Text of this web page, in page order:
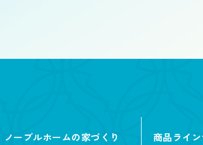
入母屋 切妻 大屋根
ただいま動線 家事がしやすい
ノーブルホームの家づくり 商品ライ